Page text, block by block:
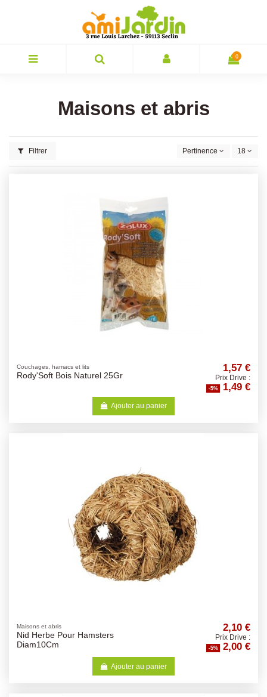
0
Maisons et abris
Filtrer Pertinence 18
Couchages, hamacs et lits
Rody'Soft Bois Naturel 25Gr
1,57 €
Prix Drive :
-5% 1,49 €
Ajouter au panier
Maisons et abris
Nid Herbe Pour Hamsters
Diam10Cm
2,10 €
Prix Drive :
-5% 2,00 €
Ajouter au panier